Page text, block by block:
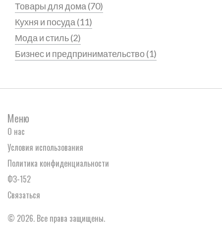
Товары для дома(70)
Кухня и посуда(11)
Мода и стиль(2)
Бизнес и предпринимательство(1)
Меню
О нас
Условия использования
Политика конфиденциальности
ФЗ-152
Связаться
© 2026. Все права защищены.